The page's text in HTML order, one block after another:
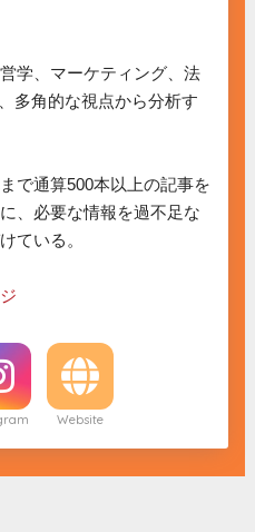
学、マーケティング、法
多角的な視点から分析す
で通算500本以上の記事を
、必要な情報を過不足な
ている。
Website